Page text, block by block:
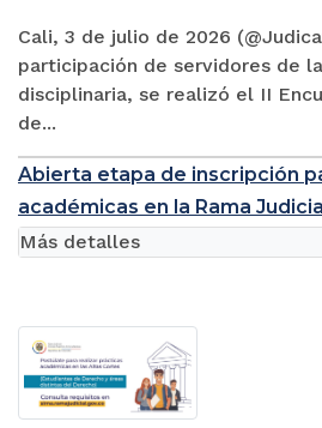
Cali, 3 de julio de 2026
participación de servidores de
disciplinaria, se realizó el II
de...
Abierta etapa de inscripción
académicas en la Rama
Más detalles